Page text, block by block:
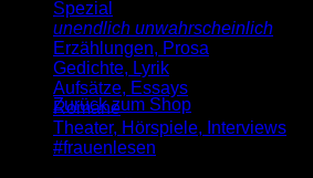
Es befinden sich keine Produkte
Zurück zum Shop
Spezial
unendlich unwahrscheinlich
Erzählungen, Prosa
Gedichte, Lyrik
Aufsätze, Essays
Romane
Theater, Hörspiele, Interviews
#frauenlesen